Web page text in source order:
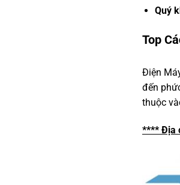
Quý
Top
Điện
đến
thuộc
**** Địa